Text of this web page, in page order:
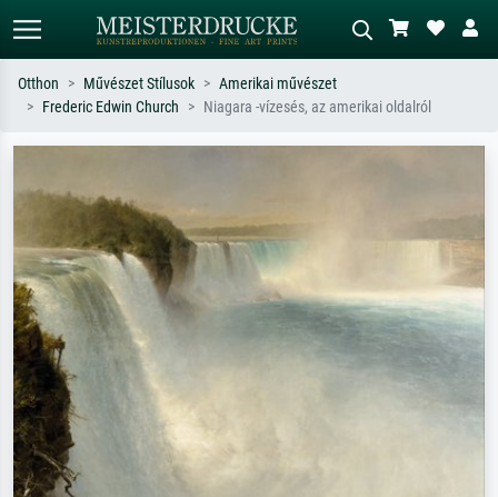
impresszionizmus, Hokusai-hullám,
akt.
Otthon Művészet Stílusok
Amerikai művészet
Frederic Edwin Church
Niagara -vízesés, az amerikai oldalról